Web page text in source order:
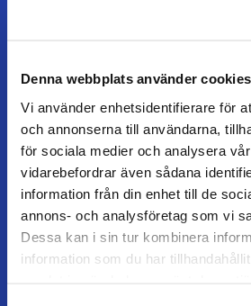
Denna webbplats använder cookies
Vi använder enhetsidentifierare för
och annonserna till användarna,
för sociala medier och analysera
vidarebefordrar även sådana
information från din enhet till de
annons- och analysföretag som vi
Dessa kan i sin tur kombinera
information som du har
KUNDESERVICE
Kundeservice
Mine sider
FAQ
Returnering / fortryd køb